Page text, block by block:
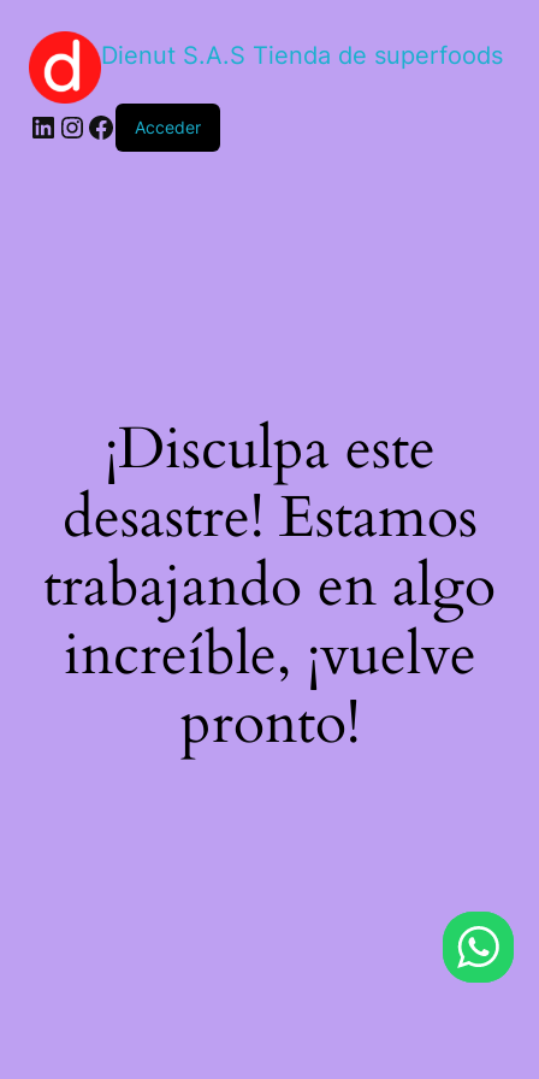
Dienut S.A.S Tienda de superfoods
Acceder
¡Disculpa este
desastre! Estamos
trabajando en algo
increíble, ¡vuelve
pronto!